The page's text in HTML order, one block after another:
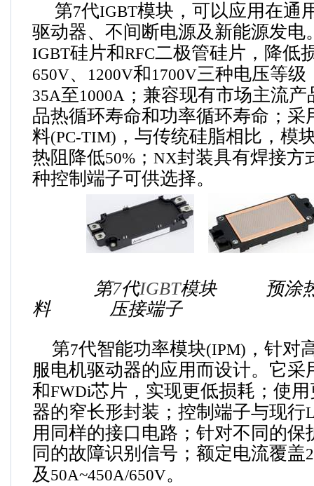
第7代IGBT模块，可以应用在通
驱动器、不间断电源及新能源发电
IGBT硅片和RFC二极管硅片，降低
650V、 1200V和1700V三种电压等级
35A至1000A ；兼容现有市场主流
品热循环寿命和功率循环寿命；采
料(PC-TIM) ，与传统硅脂相比，模
热阻降低50% ； NX封装具有焊接方
种控制端子可供选择。
第7代IGBT模块
预涂
料
压接端子
第7代智能功率模块(IPM) ，针对
服电机驱动器的应用而设计。 它采
和FWDi芯片，实现更低损耗；使
器的窄长形封装；控制端子与现行
用同样的接口电路；针对不同的保
同的故障识别信号；额定电流覆盖
及 50A~450A/650V。